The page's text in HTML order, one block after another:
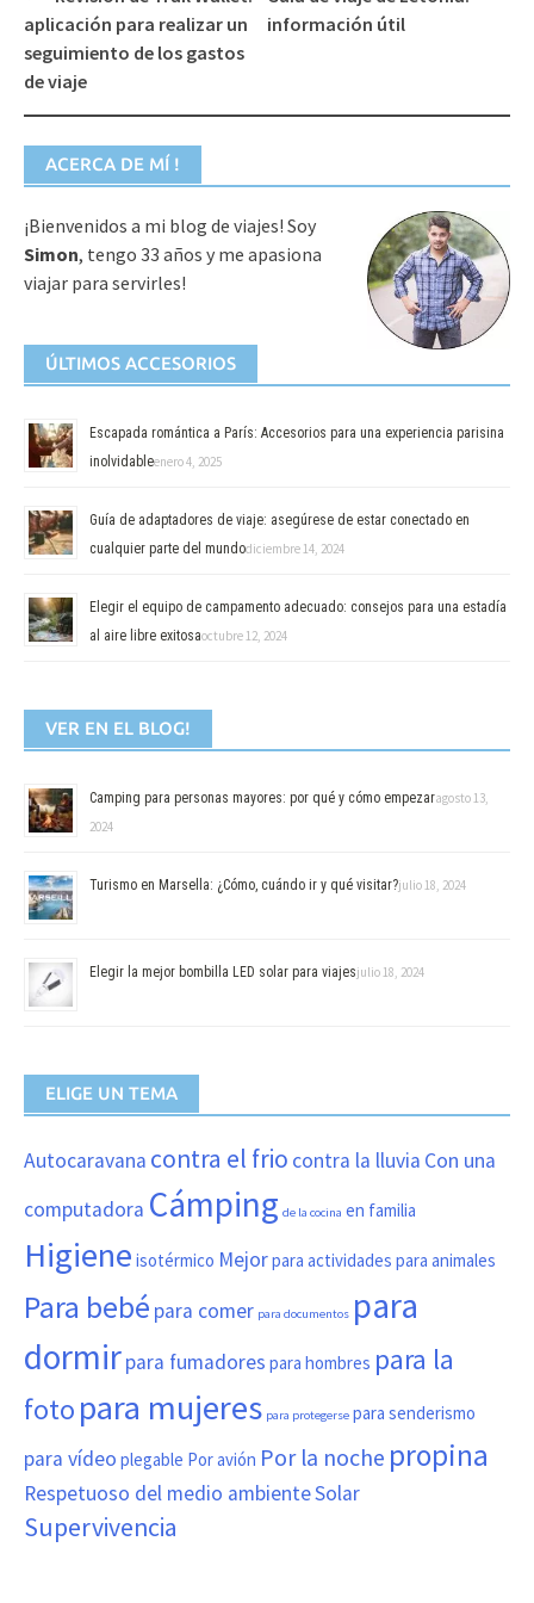
de
entradas
aplicación para realizar un
seguimiento de los gastos
de viaje
información útil
ACERCA DE MÍ !
¡Bienvenidos a mi blog de viajes! Soy
Simon, tengo 33 años y me apasiona
viajar para servirles!
ÚLTIMOS ACCESORIOS
Escapada romántica a París: Accesorios para una experiencia parisina
inolvidableenero 4, 2025
Guía de adaptadores de viaje: asegúrese de estar conectado en
cualquier parte del mundodiciembre 14, 2024
Elegir el equipo de campamento adecuado: consejos para una estadía
al aire libre exitosaoctubre 12, 2024
VER EN EL BLOG!
Camping para personas mayores: por qué y cómo empezaragosto 13,
2024
Turismo en Marsella: ¿Cómo, cuándo ir y qué visitar?julio 18, 2024
Elegir la mejor bombilla LED solar para viajesjulio 18, 2024
ELIGE UN TEMA
Autocaravana contra el frio contra la lluvia Con una
computadora Cámping de la cocina en familia
Higiene isotérmico Mejorpara actividades para animales
Para bebé para comer para documentos para
dormirpara fumadores para hombres para la
foto para mujeres para protegerse para senderismo
para vídeo plegable Por avión Por la noche propina
Respetuoso del medio ambienteSolar
Supervivencia